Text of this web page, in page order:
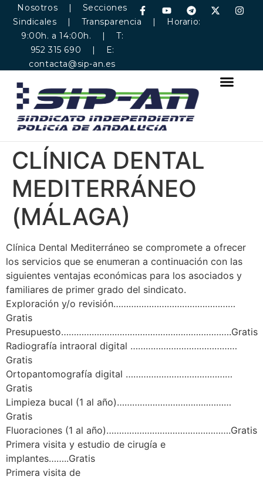
Nosotros | Secciones
Sindicales | Transparencia | Horario:
9:00h. a 14:00h. | T:
952 315 690 | E:
contacta@sip-an.es
CLÍNICA DENTAL
MEDITERRÁNEO
(MÁLAGA)
Clínica Dental Mediterráneo se compromete a ofrecer
los servicios que se enumeran a continuación con las
siguientes ventajas económicas para los asociados y
familiares de primer grado del sindicato.
Exploración y/o revisión…………………………………………
Gratis
Presupuesto………………………………………………………….Gratis
Radiografía intraoral digital ……………………………………
Gratis
Ortopantomografía digital ……………………………………
Gratis
Limpieza bucal (1 al año)………………………………………
Gratis
Fluoraciones (1 al año)………………………………………….Gratis
Primera visita y estudio de cirugía e
implantes……..Gratis
Primera visita de